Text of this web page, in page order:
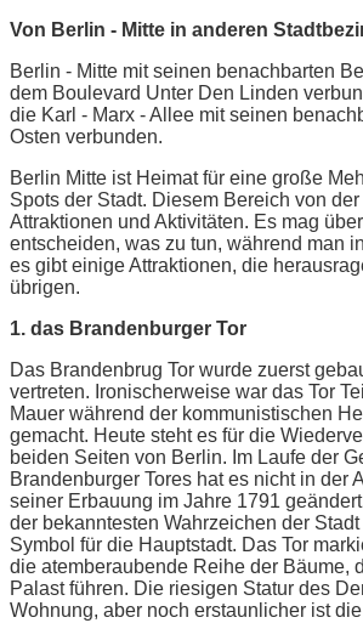
Von Berlin - Mitte in anderen
Berlin - Mitte mit seinen benachbarten
dem Boulevard Unter Den Linden
die Karl - Marx - Allee mit seinen
Osten verbunden.
Berlin Mitte ist Heimat für eine große
Spots der Stadt. Diesem Bereich von
Attraktionen und Aktivitäten. Es mag
entscheiden, was zu tun, während man
es gibt einige Attraktionen, die
übrigen.
1. das Brandenburger Tor
Das Brandenbrug Tor wurde zuerst
vertreten. Ironischerweise war das Tor
Mauer während der kommunistischen
gemacht. Heute steht es für die
beiden Seiten von Berlin. Im Laufe der
Brandenburger Tores hat es nicht in der
seiner Erbauung im Jahre 1791
der bekanntesten Wahrzeichen der
Symbol für die Hauptstadt. Das Tor
die atemberaubende Reihe der Bäume,
Palast führen. Die riesigen Statur des
Wohnung, aber noch erstaunlicher ist